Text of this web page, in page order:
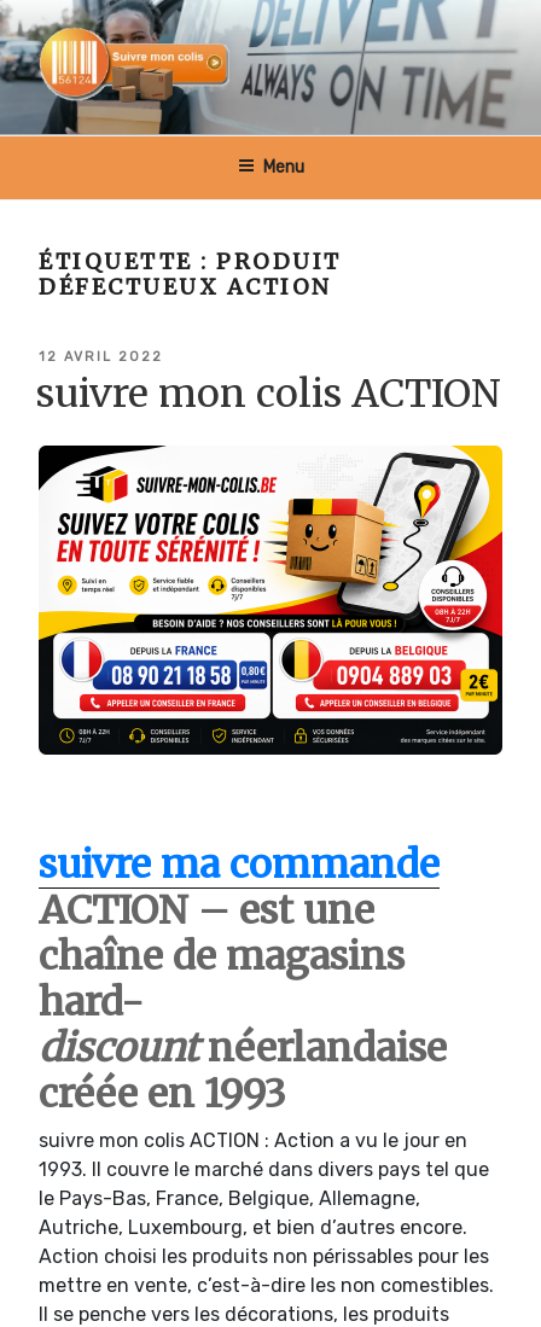
Aller
au
contenu
principal
SUIVRE MON COLIS BELGIQUE
Menu
ÉTIQUETTE :PRODUIT
DÉFECTUEUX ACTION
PUBLIÉ
12 AVRIL 2022
suivre mon colis ACTION
suivre ma commande
ACTION – est une
chaîne de magasins
hard-
discountnéerlandaise
créée en 1993
suivre mon colis ACTION : Action a vu le jour en
1993. Il couvre le marché dans divers pays tel que
le Pays-Bas, France, Belgique, Allemagne,
Autriche, Luxembourg, et bien d’autres encore.
Action choisi les produits non périssables pour les
mettre en vente, c’est-à-dire les non comestibles.
Il se penche vers les décorations, les produits